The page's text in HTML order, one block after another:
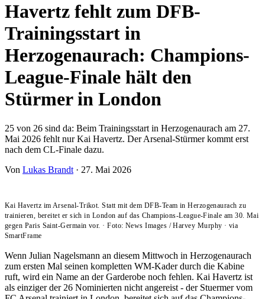
Havertz fehlt zum DFB-
Trainingsstart in
Herzogenaurach: Champions-
League-Finale hält den
Stürmer in London
25 von 26 sind da: Beim Trainingsstart in Herzogenaurach am 27.
Mai 2026 fehlt nur Kai Havertz. Der Arsenal-Stürmer kommt erst
nach dem CL-Finale dazu.
Von Lukas Brandt · 27. Mai 2026
Kai Havertz im Arsenal-Trikot. Statt mit dem DFB-Team in Herzogenaurach zu
trainieren, bereitet er sich in London auf das Champions-League-Finale am 30. Mai
gegen Paris Saint-Germain vor. ·Foto: News Images / Harvey Murphy · via
SmartFrame
Wenn Julian Nagelsmann an diesem Mittwoch in Herzogenaurach
zum ersten Mal seinen kompletten WM-Kader durch die Kabine
ruft, wird ein Name an der Garderobe noch fehlen. Kai Havertz ist
als einziger der 26 Nominierten nicht angereist - der Stuermer vom